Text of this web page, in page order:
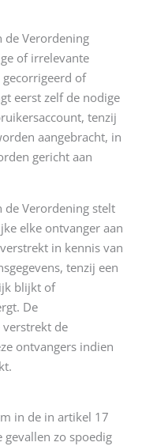
de Verordening
of irrelevante
of
eerst zelf de nodige
tenzij
aangebracht, in
gericht aan
de Verordening stelt
elke ontvanger aan
in kennis van
tenzij een
blijkt of
De
de
ontvangers indien
in de in artikel 17
zo spoedig